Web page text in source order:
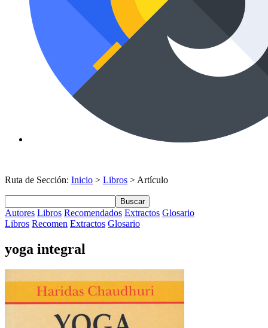
Ruta de Sección: Inicio > Libros > Artículo
Buscar
Autores Libros Recomendados Extractos Glosario
Libros Recomen Extractos Glosario
yoga integral